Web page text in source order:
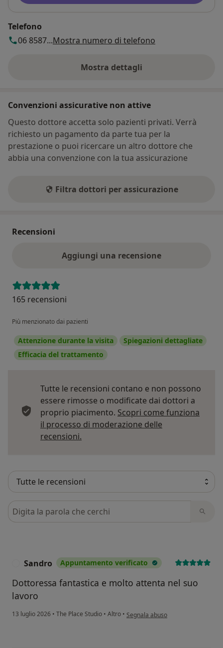
Telefono
06 8587...Mostra numero di telefono
Mostra dettagli
sull'indirizzo
Convenzioni assicurative non attive
Questo dottore accetta solo pazienti privati. Verrà
richiesto un pagamento da parte tua per la
prestazione o puoi ricercare un altro dottore che
abbia una convenzione con la tua assicurazione
Filtra dottori per assicurazione
Recensioni
Aggiungi una recensione
165 recensioni
Più menzionato dai pazienti
Attenzione durante la visita
Spiegazioni dettagliate
Efficacia del trattamento
Tutte le recensioni contano e non possono
essere rimosse o modificate dai dottori a
proprio piacimento. Scopri come funziona
il processo di moderazione delle
recensioni.
Cerca nelle recensioni
Sandro Appuntamento verificato
Dottoressa fantastica e molto attenta nel suo
lavoro
13 luglio 2026 • The Place Studio • Altro • secondo l'opinione dell'utente
Segnala abuso